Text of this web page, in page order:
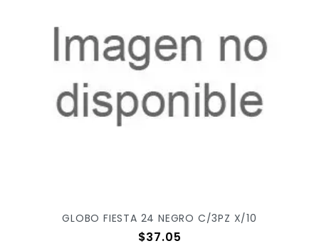
GLOBO FIESTA 24 NEGRO C/3PZ X/10
Precio
$37.05